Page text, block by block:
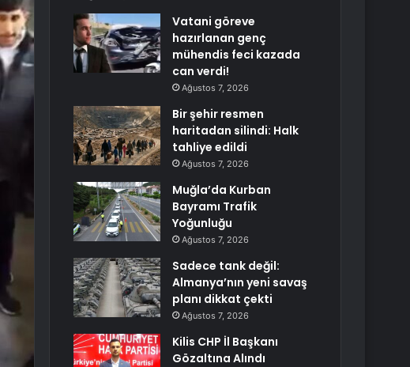
Vatani göreve
hazırlanan genç
mühendis feci kazada
can verdi!
Ağustos 7, 2026
Bir şehir resmen
haritadan silindi: Halk
tahliye edildi
Ağustos 7, 2026
Muğla’da Kurban
Bayramı Trafik
Yoğunluğu
Ağustos 7, 2026
Sadece tank değil:
Almanya’nın yeni savaş
planı dikkat çekti
Ağustos 7, 2026
Kilis CHP İl Başkanı
Gözaltına Alındı